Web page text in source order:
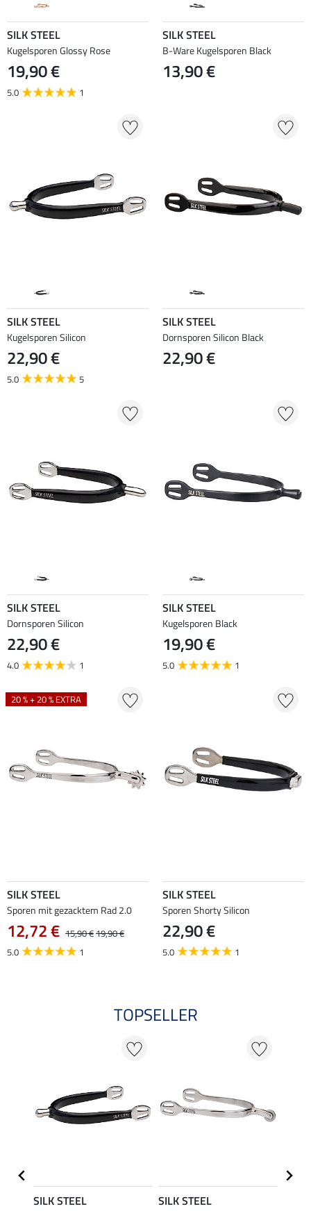
SILK STEEL
Kugelsporen Glossy Rose
19,90 €
5.0 1
SILK STEEL
B-Ware Kugelsporen Black
13,90 €
SILK STEEL
Kugelsporen Silicon
22,90 €
5.0 5
SILK STEEL
Dornsporen Silicon Black
22,90 €
SILK STEEL
Dornsporen Silicon
22,90 €
4.0 1
SILK STEEL
Kugelsporen Black
19,90 €
5.0 1
20 % + 20 % EXTRA
SILK STEEL
Sporen mit gezacktem Rad 2.0
12,72 € 15,90 €19,90 €
5.0
1
SILK STEEL
Sporen Shorty Silicon
22,90 €
5.0 1
TOPSELLER
SILK STEEL
SILK STEEL